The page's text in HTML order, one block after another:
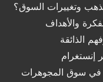
وتغييرات السوق؟
والأهداف
الذائقة
إنستغرام
في سوق المجوهرات